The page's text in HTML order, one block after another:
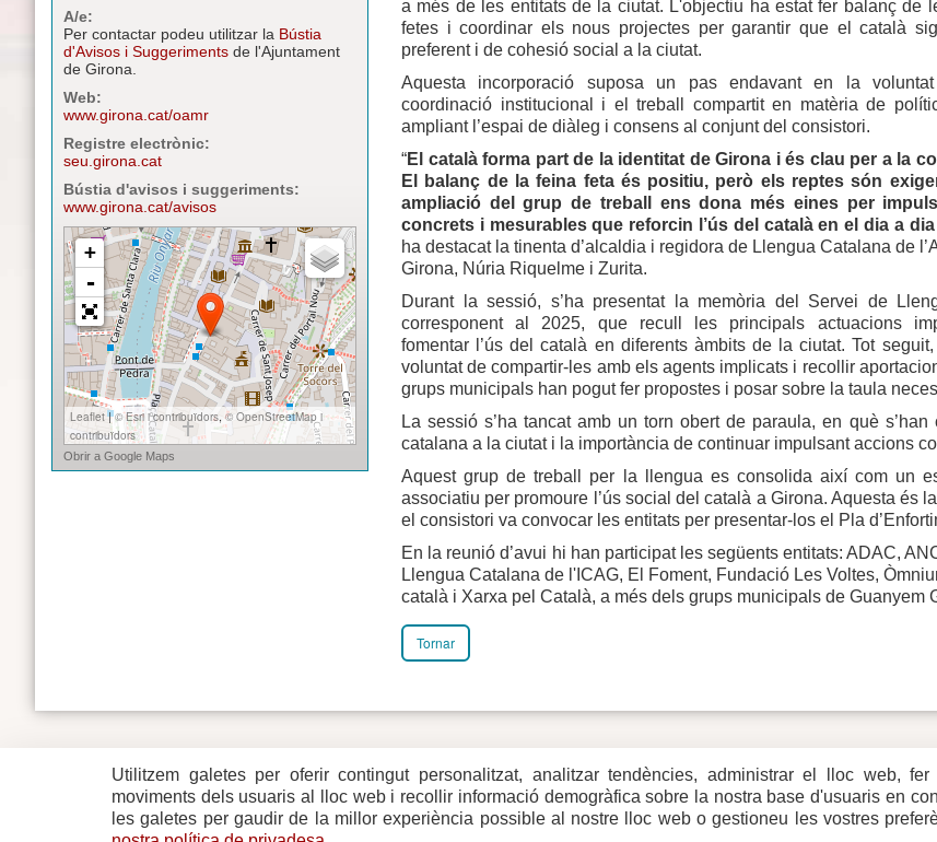
A/e:
Per contactar podeu utilitzar la Bústia
d'Avisos i Suggeriments de l'Ajuntament
de Girona.
Web:
www.girona.cat/oamr
Registre electrònic:
seu.girona.cat
Bústia d'avisos i suggeriments:
www.girona.cat/avisos
a més de les entitats de la ciutat. L'objectiu ha estat fer balanç de
fetes i coordinar els nous projectes per garantir que el català
preferent i de cohesió social a la ciutat.
Aquesta incorporació suposa un pas endavant en la voluntat
coordinació institucional i el treball compartit en matèria de
ampliant l’espai de diàleg i consens al conjunt del consistori.
“El català forma part de la identitat de Girona i és clau per a la
El balanç de la feina feta és positiu, però els reptes són
ampliació del grup de treball ens dona més eines per
concrets i mesurables que reforcin l’ús del català en el dia a
ha destacat la tinenta d’alcaldia i regidora de Llengua Catalana de
Girona, Núria Riquelme i Zurita.
Durant la sessió, s’ha presentat la memòria del Servei de
corresponent al 2025, que recull les principals actuacions
fomentar l’ús del català en diferents àmbits de la ciutat. Tot
voluntat de compartir-les amb els agents implicats i recollir
grups municipals han pogut fer propostes i posar sobre la taula
La sessió s’ha tancat amb un torn obert de paraula, en què
catalana a la ciutat i la importància de continuar impulsant accions
Aquest grup de treball per la llengua es consolida així com un
associatiu per promoure l’ús social del català a Girona. Aquesta és
el consistori va convocar les entitats per presentar-los el Pla
En la reunió d’avui hi han participat les següents entitats: ADAC,
Llengua Catalana de l'ICAG, El Foment, Fundació Les Voltes,
català i Xarxa pel Català, a més dels grups municipals de Guanyem
Tornar
Plaça del Vi, 1
17004 GIRONA
Tel. 972 419 010
Contacte
Mapa del web
Mapa de xarxes
Avís legal
Utilitzem galetes per oferir contingut personalitzat, analitzar tendències, administrar el lloc web,
moviments dels usuaris al lloc web i recollir informació demogràfica sobre la nostra base d'usuaris en
les galetes per gaudir de la millor experiència possible al nostre lloc web o gestioneu les vostres